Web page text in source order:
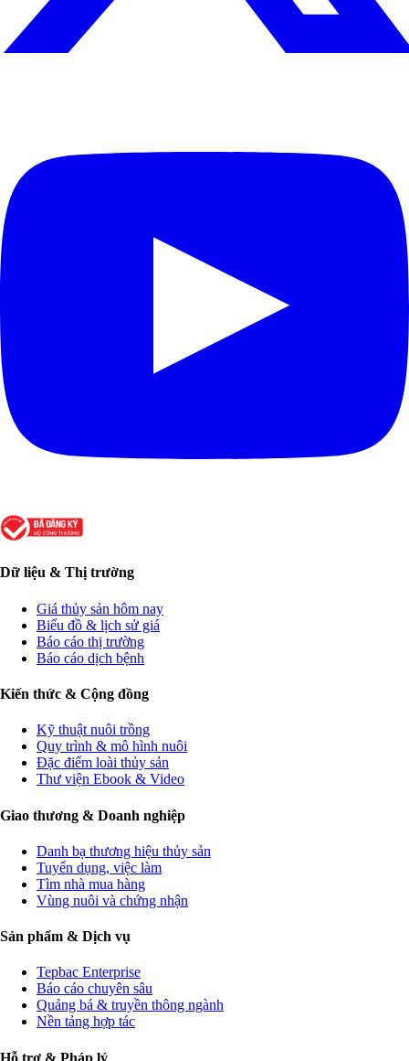
Dữ liệu & Thị trường
Giá thủy sản hôm nay
Biểu đồ & lịch sử giá
Báo cáo thị trường
Báo cáo dịch bệnh
Kiến thức & Cộng đồng
Kỹ thuật nuôi trồng
Quy trình & mô hình nuôi
Đặc điểm loài thủy sản
Thư viện Ebook & Video
Giao thương & Doanh nghiệp
Danh bạ thương hiệu thủy sản
Tuyển dụng, việc làm
Tìm nhà mua hàng
Vùng nuôi và chứng nhận
Sản phẩm & Dịch vụ
Tepbac Enterprise
Báo cáo chuyên sâu
Quảng bá & truyền thông ngành
Nền tảng hợp tác
Hỗ trợ & Pháp lý